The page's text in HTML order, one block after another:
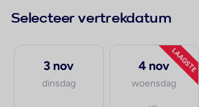
Selecteer vertrekdatum
3 nov
dinsdag
LAAGSTE
4 nov
woensdag